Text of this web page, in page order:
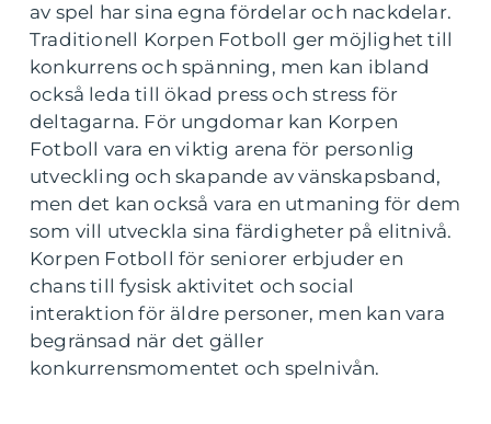
av spel har sina egna fördelar och nackdelar.
Traditionell Korpen Fotboll ger möjlighet till
konkurrens och spänning, men kan ibland
också leda till ökad press och stress för
deltagarna. För ungdomar kan Korpen
Fotboll vara en viktig arena för personlig
utveckling och skapande av vänskapsband,
men det kan också vara en utmaning för dem
som vill utveckla sina färdigheter på elitnivå.
Korpen Fotboll för seniorer erbjuder en
chans till fysisk aktivitet och social
interaktion för äldre personer, men kan vara
begränsad när det gäller
konkurrensmomentet och spelnivån.